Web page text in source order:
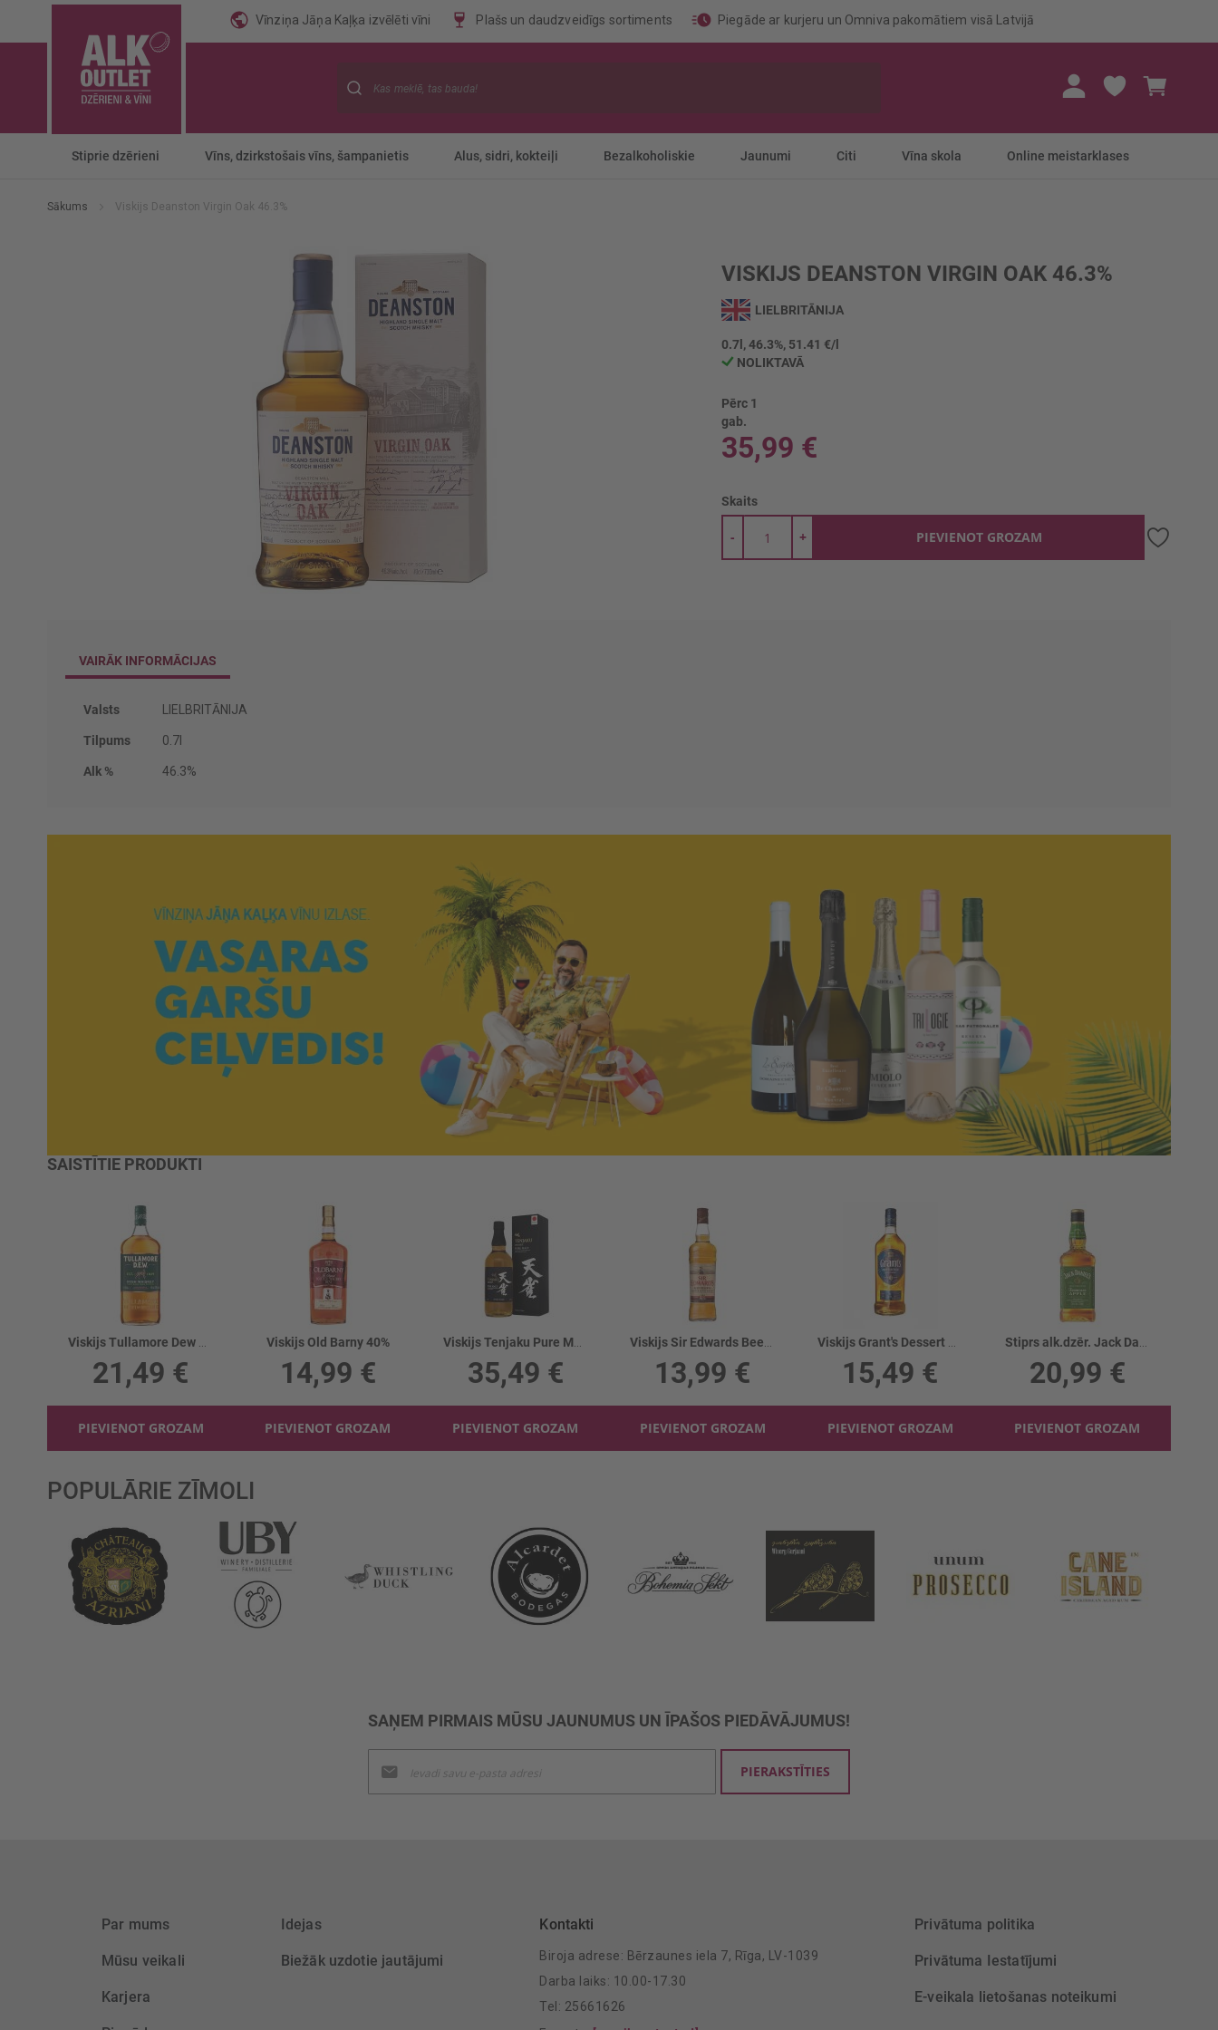
Vīnziņa Jāņa Kaļķa izvēlēti vīni Plašs un daudzveidīgs sortiments Piegāde ar kurjeru un Omniva pakomātiem visā Latvijā
Stiprie dzērieni Vīns, dzirkstošais vīns, šampanietis Alus, sidri, kokteiļi Bezalkoholiskie Jaunumi Citi Vīna skola Online meistarklases
Sākums Viskijs Deanston Virgin Oak 46.3%
VISKIJS DEANSTON VIRGIN OAK 46.3%
sākumu
LIELBRITĀNIJA
0.7l, 46.3%, 51.41 €/l
NOLIKTAVĀ
Pērc 1
gab.
35,99 €
Skaits
+
- PIEVIENOT GROZAM
VAIRĀK INFORMĀCIJAS
Vairāk
Valsts LIELBRITĀNIJA
Tilpums 0.7l
Alk % 46.3%
SAISTĪTIE PRODUKTI
Viskijs Tullamore Dew 40%
21,49 €
PIEVIENOT GROZAM
Viskijs Old Barny 40%
14,99 €
PIEVIENOT GROZAM
Viskijs Tenjaku Pure Malt 43%
35,49 €
PIEVIENOT GROZAM
Viskijs Sir Edwards Beer Reserve 40%
13,99 €
PIEVIENOT GROZAM
Viskijs Grant's Dessert 30%
15,49 €
PIEVIENOT GROZAM
Stiprs alk.dzēr. Jack Daniels TEN.APPLE 35%
20,99 €
PIEVIENOT GROZAM
POPULĀRIE ZĪMOLI
SAŅEM PIRMAIS MŪSU JAUNUMUS UN ĪPAŠOS PIEDĀVĀJUMUS!
jaunumu
saņemšanai:
PIERAKSTĪTIES
Par mums
Mūsu veikali
Karjera
Idejas
Biežāk uzdotie jautājumi
Kontakti
Biroja adrese: Bērzaunes iela 7, Rīga, LV-1039
Darba laiks: 10.00-17.30
Tel: 25661626
Privātuma politika
Privātuma Iestatījumi
E-veikala lietošanas noteikumi